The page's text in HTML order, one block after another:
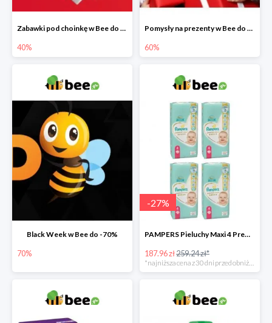
Zabawki pod choinkę w Bee do -40%
40%
Pomysły na prezenty w Bee do -60%
60%
Black Week w Bee do -70%
70%
-27%
PAMPERS Pieluchy Maxi 4 Premium Care (9-14 kg) Zestaw 4 x 52 szt. -27%
187.96 zł259.24 zł*